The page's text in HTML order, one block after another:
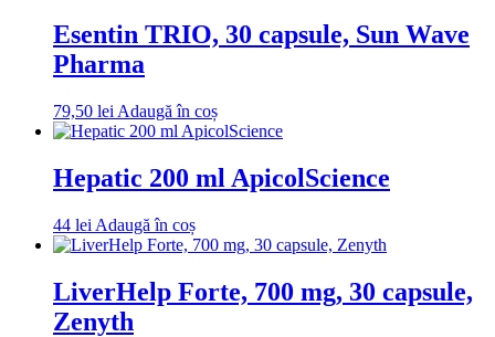
Esentin TRIO, 30 capsule, Sun Wave
Pharma
79,50 lei Adaugă în coș
Hepatic 200 ml ApicolScience
44 lei Adaugă în coș
LiverHelp Forte, 700 mg, 30 capsule,
Zenyth